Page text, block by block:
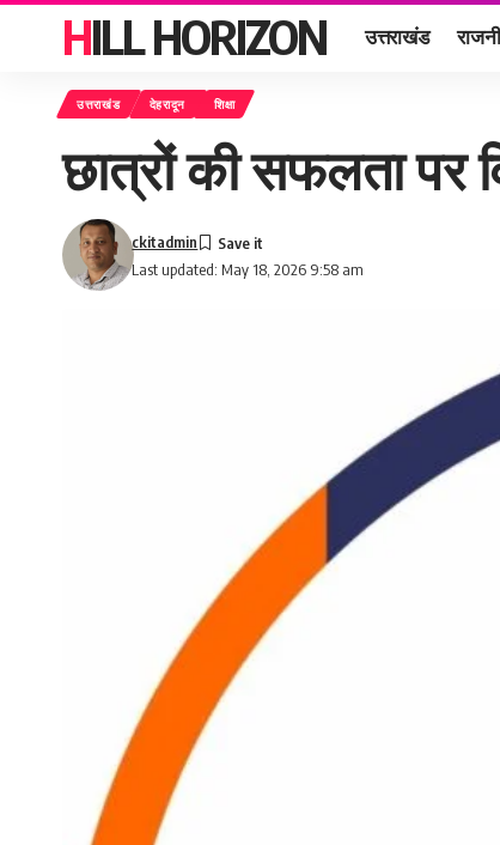
HILL HORIZON उत्तराखंड
उत्तराखंड देहरादून शिक्षा
छात्रों की सफलता पर
Last updated: May 18, 2026 9:58 am
ckitadmin